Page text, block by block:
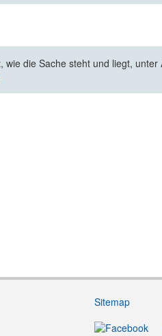
die Sache steht und liegt, unter
Sitemap